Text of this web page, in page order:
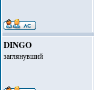
DINGO
заглянувший